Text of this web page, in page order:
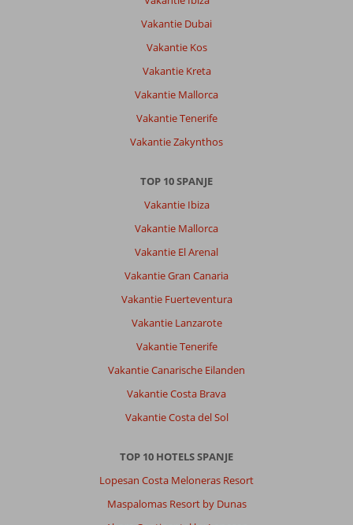
Vakantie Dubai
Vakantie Kos
Vakantie Kreta
Vakantie Mallorca
Vakantie Tenerife
Vakantie Zakynthos
TOP 10 SPANJE
Vakantie Ibiza
Vakantie Mallorca
Vakantie El Arenal
Vakantie Gran Canaria
Vakantie Fuerteventura
Vakantie Lanzarote
Vakantie Tenerife
Vakantie Canarische Eilanden
Vakantie Costa Brava
Vakantie Costa del Sol
TOP 10 HOTELS SPANJE
Lopesan Costa Meloneras Resort
Maspalomas Resort by Dunas